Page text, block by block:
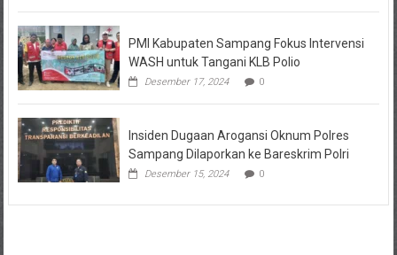
PMI Kabupaten Sampang Fokus Intervensi
WASH untuk Tangani KLB Polio
Desember 17, 2024 0
Insiden Dugaan Arogansi Oknum Polres
Sampang Dilaporkan ke Bareskrim Polri
Desember 15, 2024 0